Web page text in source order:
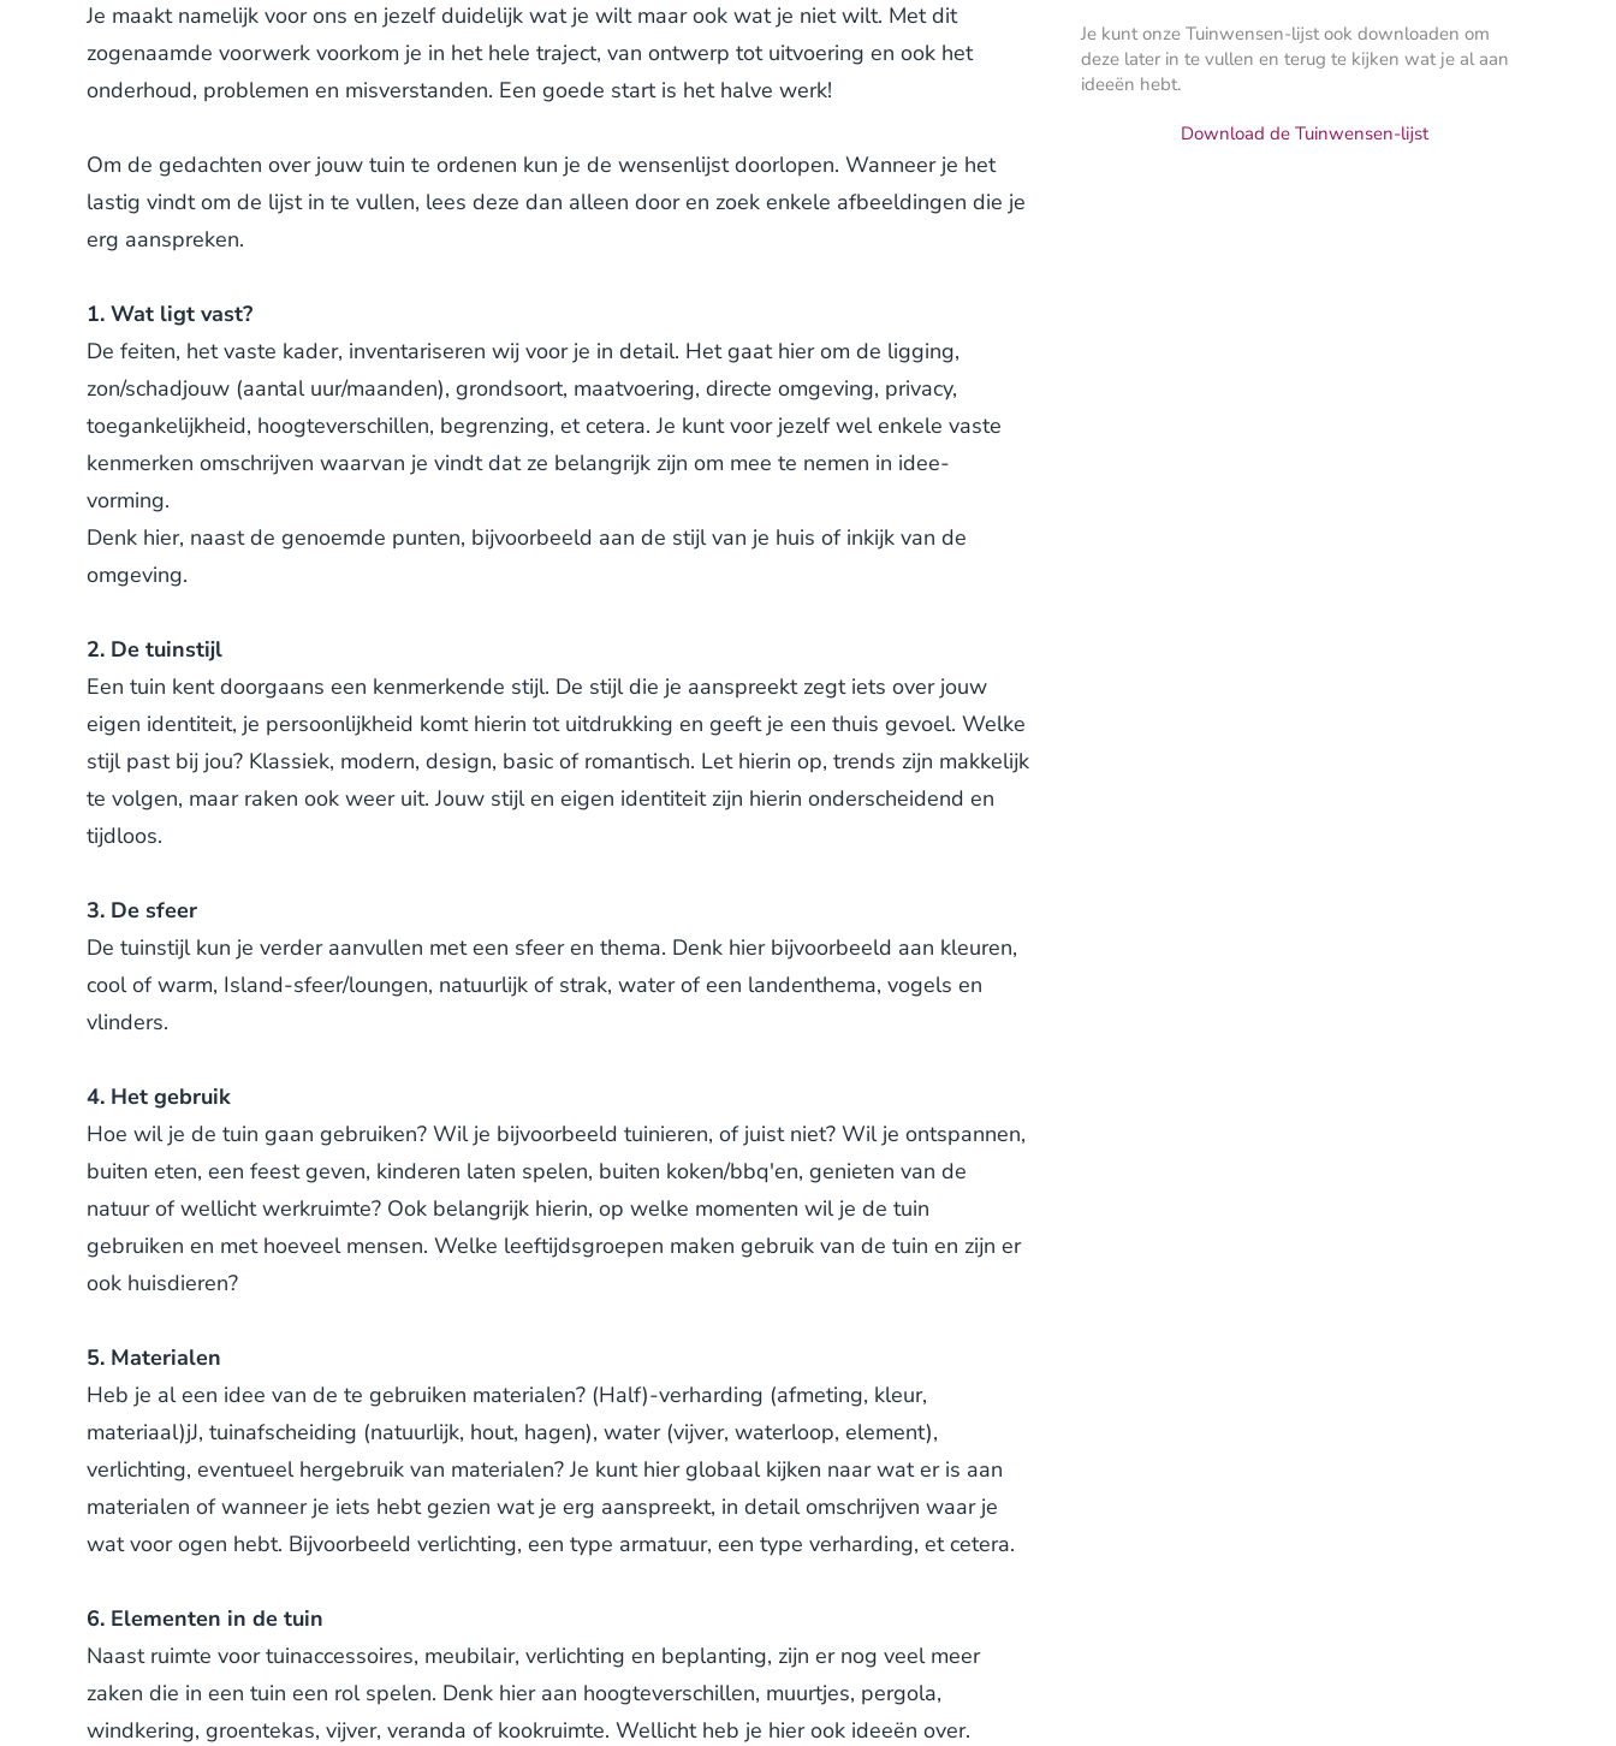
Je maakt namelijk voor ons en jezelf duidelijk wat je wilt maar ook wat je niet wilt. Met dit
zogenaamde voorwerk voorkom je in het hele traject, van ontwerp tot uitvoering en ook het
onderhoud, problemen en misverstanden. Een goede start is het halve werk!
Om de gedachten over jouw tuin te ordenen kun je de wensenlijst doorlopen. Wanneer je het
lastig vindt om de lijst in te vullen, lees deze dan alleen door en zoek enkele afbeeldingen die je
erg aanspreken.
1. Wat ligt vast?
De feiten, het vaste kader, inventariseren wij voor je in detail. Het gaat hier om de ligging,
zon/schadjouw (aantal uur/maanden), grondsoort, maatvoering, directe omgeving, privacy,
toegankelijkheid, hoogteverschillen, begrenzing, et cetera. Je kunt voor jezelf wel enkele vaste
kenmerken omschrijven waarvan je vindt dat ze belangrijk zijn om mee te nemen in idee-
vorming.
Denk hier, naast de genoemde punten, bijvoorbeeld aan de stijl van je huis of inkijk van de
omgeving.
2. De tuinstijl
Een tuin kent doorgaans een kenmerkende stijl. De stijl die je aanspreekt zegt iets over jouw
eigen identiteit, je persoonlijkheid komt hierin tot uitdrukking en geeft je een thuis gevoel. Welke
stijl past bij jou? Klassiek, modern, design, basic of romantisch. Let hierin op, trends zijn makkelijk
te volgen, maar raken ook weer uit. Jouw stijl en eigen identiteit zijn hierin onderscheidend en
tijdloos.
3. De sfeer
De tuinstijl kun je verder aanvullen met een sfeer en thema. Denk hier bijvoorbeeld aan kleuren,
cool of warm, Island-sfeer/loungen, natuurlijk of strak, water of een landenthema, vogels en
vlinders.
4. Het gebruik
Hoe wil je de tuin gaan gebruiken? Wil je bijvoorbeeld tuinieren, of juist niet? Wil je ontspannen,
buiten eten, een feest geven, kinderen laten spelen, buiten koken/bbq'en, genieten van de
natuur of wellicht werkruimte? Ook belangrijk hierin, op welke momenten wil je de tuin
gebruiken en met hoeveel mensen. Welke leeftijdsgroepen maken gebruik van de tuin en zijn er
ook huisdieren?
5. Materialen
Heb je al een idee van de te gebruiken materialen? (Half)-verharding (afmeting, kleur,
materiaal)jJ, tuinafscheiding (natuurlijk, hout, hagen), water (vijver, waterloop, element),
verlichting, eventueel hergebruik van materialen? Je kunt hier globaal kijken naar wat er is aan
materialen of wanneer je iets hebt gezien wat je erg aanspreekt, in detail omschrijven waar je
wat voor ogen hebt. Bijvoorbeeld verlichting, een type armatuur, een type verharding, et cetera.
6. Elementen in de tuin
Naast ruimte voor tuinaccessoires, meubilair, verlichting en beplanting, zijn er nog veel meer
zaken die in een tuin een rol spelen. Denk hier aan hoogteverschillen, muurtjes, pergola,
windkering, groentekas, vijver, veranda of kookruimte. Wellicht heb je hier ook ideeën over.
Je kunt onze Tuinwensen-lijst ook downloaden om
deze later in te vullen en terug te kijken wat je al aan
ideeën hebt.
Download de Tuinwensen-lijst